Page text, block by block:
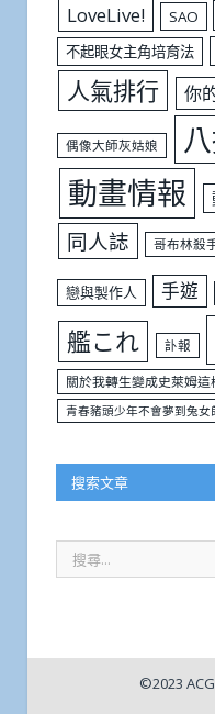
LoveLive! SAO
不起眼女主角培育法
人氣排行 你
偶像大師灰姑娘
動畫情報
同人誌 哥布林殺
戀與製作人 手遊
艦これ 訃報
關於我轉生變成史萊姆這
青春豬頭少年不會夢到兔女
搜索文章
©2023